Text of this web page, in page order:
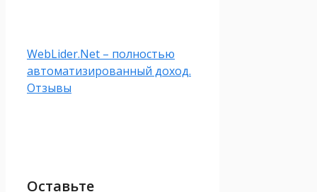
WebLider.Net – полностью
автоматизированный доход.
Отзывы
Оставьте